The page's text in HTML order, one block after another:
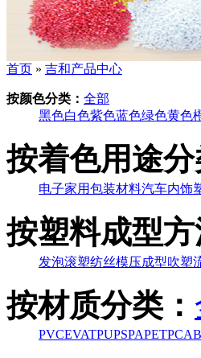
首页 » 吉和产品中心
按颜色分类： 全部
黑色白色紫色蓝色绿色黄色
按着色用途分
电子家用包装材料汽车内饰
按塑料成型方
发泡滚塑纺丝模压成型吹塑
按材质分类：
PVCEVATPUPSPAPETPC